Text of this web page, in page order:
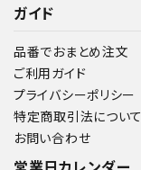
ガイド
品番でおまとめ注文
ご利用ガイド
プライバシーポリシー
特定商取引法について
お問い合わせ